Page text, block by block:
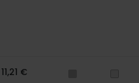
11,21 €